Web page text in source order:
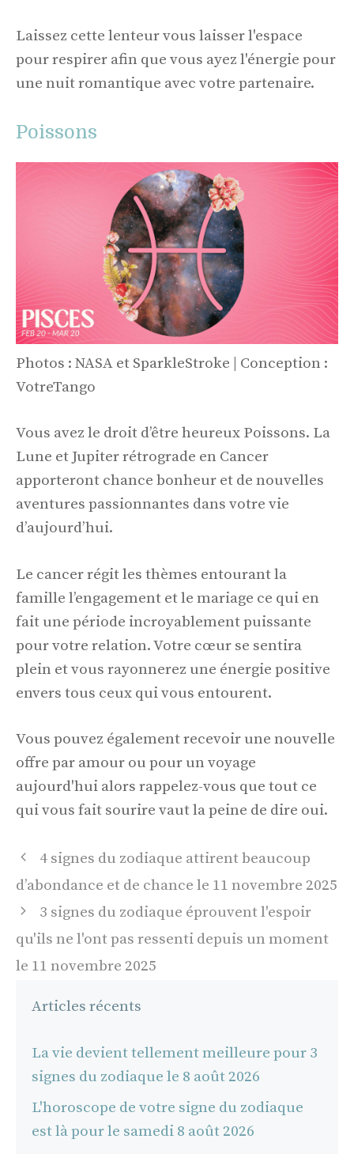
Laissez cette lenteur vous laisser l'espace
pour respirer afin que vous ayez l'énergie pour
une nuit romantique avec votre partenaire.
Poissons
Photos : NASA et SparkleStroke | Conception :
VotreTango
Vous avez le droit d’être heureux Poissons. La
Lune et Jupiter rétrograde en Cancer
apporteront chance bonheur et de nouvelles
aventures passionnantes dans votre vie
d’aujourd’hui.
Le cancer régit les thèmes entourant la
famille l’engagement et le mariage ce qui en
fait une période incroyablement puissante
pour votre relation. Votre cœur se sentira
plein et vous rayonnerez une énergie positive
envers tous ceux qui vous entourent.
Vous pouvez également recevoir une nouvelle
offre par amour ou pour un voyage
aujourd'hui alors rappelez-vous que tout ce
qui vous fait sourire vaut la peine de dire oui.
Navigation
des
4 signes du zodiaque attirent beaucoup
d’abondance et de chance le 11 novembre 2025
3 signes du zodiaque éprouvent l'espoir
qu'ils ne l'ont pas ressenti depuis un moment
le 11 novembre 2025
Articles récents
La vie devient tellement meilleure pour 3
signes du zodiaque le 8 août 2026
L'horoscope de votre signe du zodiaque
est là pour le samedi 8 août 2026